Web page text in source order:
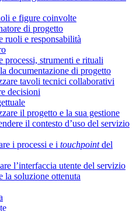
e figure coinvolte
di progetto
ruoli e responsabilità
processi, strumenti e rituali
documentazione di progetto
tavoli tecnici collaborativi
decisioni
il progetto e la sua gestione
il contesto d’uso del servizio
i processi e i touchpointdel
l’interfaccia utente del servizio
la soluzione ottenuta